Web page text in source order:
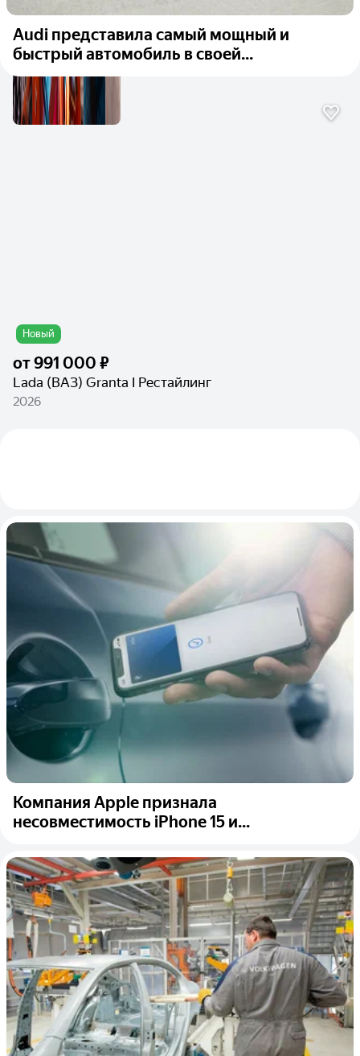
Audi представила самый мощный и
быстрый автомобиль в своей...
Новый
от991 000 ₽
Lada (ВАЗ) Granta I Рестайлинг
2026
Компания Apple признала
несовместимость iPhone 15 и...